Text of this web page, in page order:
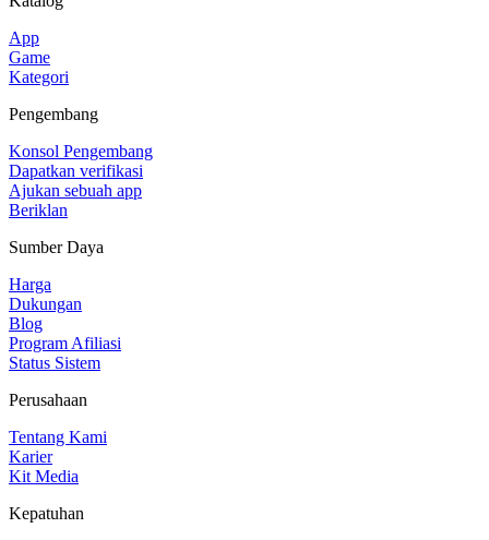
App
Game
Kategori
Pengembang
Konsol Pengembang
Dapatkan verifikasi
Ajukan sebuah app
Beriklan
Sumber Daya
Harga
Dukungan
Blog
Program Afiliasi
Status Sistem
Perusahaan
Tentang Kami
Karier
Kit Media
Kepatuhan